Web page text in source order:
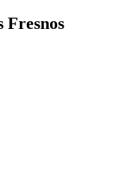
Fresnos